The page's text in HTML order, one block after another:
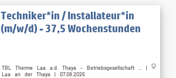
Techniker*in / Installateur*in
(m/w/d) - 37,5 Wochenstunden
TBL Therme Laa a.d. Thaya - Betriebsgesellschaft ... |
Laa an der Thaya | 07.08.2026